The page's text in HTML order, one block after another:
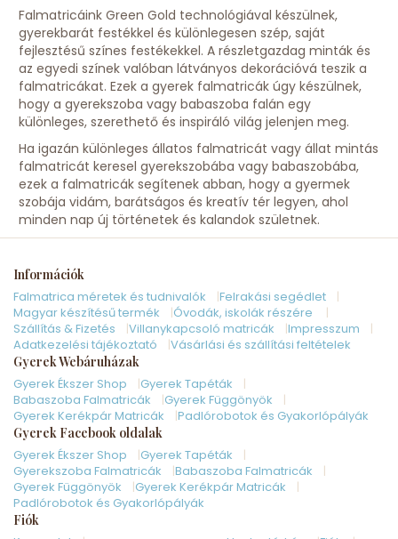
Falmatricáink Green Gold technológiával készülnek,
gyerekbarát festékkel és különlegesen szép, saját
fejlesztésű színes festékekkel. A részletgazdag minták és
az egyedi színek valóban látványos dekorációvá teszik a
falmatricákat. Ezek a gyerek falmatricák úgy készülnek,
hogy a gyerekszoba vagy babaszoba falán egy
különleges, szerethető és inspiráló világ jelenjen meg.
Ha igazán különleges állatos falmatricát vagy állat mintás
falmatricát keresel gyerekszobába vagy babaszobába,
ezek a falmatricák segítenek abban, hogy a gyermek
szobája vidám, barátságos és kreatív tér legyen, ahol
minden nap új történetek és kalandok születnek.
Információk
Falmatrica méretek és tudnivalók
Felrakási segédlet
Magyar készítésű termék
Óvodák, iskolák részére
Szállítás & Fizetés
Villanykapcsoló matricák
Impresszum
Adatkezelési tájékoztató
Vásárlási és szállítási feltételek
Gyerek Webáruházak
Gyerek Ékszer Shop
Gyerek Tapéták
Babaszoba Falmatricák
Gyerek Függönyök
Gyerek Kerékpár Matricák
Padlórobotok és Gyakorlópályák
Gyerek Facebook oldalak
Gyerek Ékszer Shop
Gyerek Tapéták
Gyerekszoba Falmatricák
Babaszoba Falmatricák
Gyerek Függönyök
Gyerek Kerékpár Matricák
Padlórobotok és Gyakorlópályák
Fiók